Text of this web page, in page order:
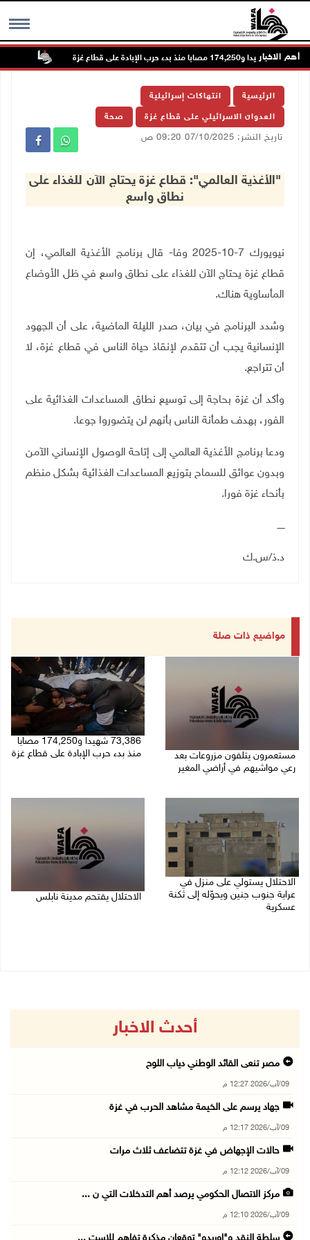
MENU أهم الاخبار
73,386 شهيدا و174,250 مصابا منذ بدء حرب الإبادة على قطاع غزة
الرئيسية انتهاكات إسرائيلية
العدوان الاسرائيلي على قطاع غزة صحة
تاريخ النشر: 07/10/2025 09:20 ص
"الأغذية العالمي": قطاع غزة يحتاج الآن للغذاء على
نطاق واسع
نيويورك 7-10-2025 وفا- قال برنامج الأغذية العالمي، إن
قطاع غزة يحتاج الآن للغذاء على نطاق واسع في ظل الأوضاع
المأساوية هناك.
وشدد البرنامج في بيان، صدر الليلة الماضية، على أن الجهود
الإنسانية يجب أن تتقدم لإنقاذ حياة الناس في قطاع غزة، لا
أن تتراجع.
وأكد أن غزة بحاجة إلى توسيع نطاق المساعدات الغذائية على
الفور، بهدف طمأنة الناس بأنهم لن يتضوروا جوعا.
ودعا برنامج الأغذية العالمي إلى إتاحة الوصول الإنساني الآمن
وبدون عوائق للسماح بتوزيع المساعدات الغذائية بشكل منظم
بأنحاء غزة فورا.
ـــــ
د.ذ/س.ك
مواضيع ذات صلة
مستعمرون يتلفون مزروعات بعد
رعي مواشيهم في أراضي المغير
73,386 شهيدا و174,250 مصابا
منذ بدء حرب الإبادة على قطاع غزة
الاحتلال يستولي على منزل في
عرابة جنوب جنين ويحوّله إلى ثكنة
عسكرية
الاحتلال يقتحم مدينة نابلس
أحدث الاخبار
مصر تنعى القائد الوطني دياب اللوح
09/آب/2026 12:27 م
جهاد يرسم على الخيمة مشاهد الحرب في غزة
09/آب/2026 12:17 م
حالات الإجهاض في غزة تتضاعف ثلاث مرات
09/آب/2026 12:12 م
مركز الاتصال الحكومي يرصد أهم التدخلات التي ن ...
09/آب/2026 12:10 م